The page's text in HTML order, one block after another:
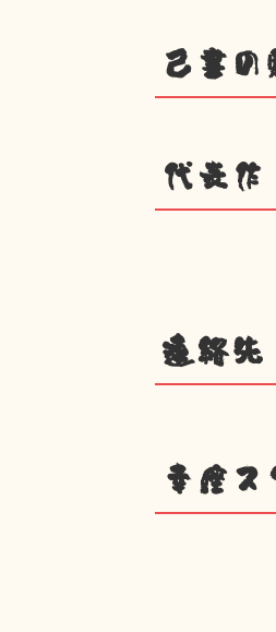
己書の
代表作
連絡先
幸座